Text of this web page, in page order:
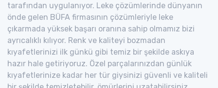
tarafından uygulanıyor. Leke çözümlerinde dünyanın
önde gelen BÜFA firmasının çözümleriyle leke
çıkarmada yüksek başarı oranına sahip olmamız bizi
ayrıcalıklı kılıyor. Renk ve kaliteyi bozmadan
kıyafetlerinizi ilk günkü gibi temiz bir şekilde askıya
hazır hale getiriyoruz. Özel parçalarınızdan günlük
kıyafetlerinize kadar her tür giysinizi güvenli ve kaliteli